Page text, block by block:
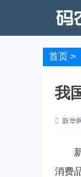
首页 >
我
新华
新
消费